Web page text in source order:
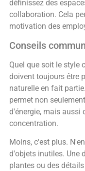
définissez des
collaboration. Cela
motivation des
Conseils
Quel que soit le style
doivent toujours être
naturelle en fait
permet non
d'énergie, mais aussi
concentration.
Moins, c'est plus.
d'objets inutiles. Une
plantes ou des